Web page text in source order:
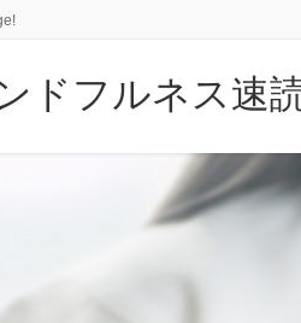
ドフルネス速